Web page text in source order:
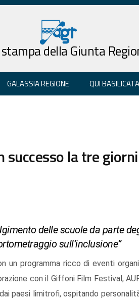
della Giunta
GALASSIA REGIONE QUI BASILICATA
successo la tre giorni
delle scuole da parte
sull’inclusione”
un programma ricco di eventi
con il Giffoni Film Festival,
paesi limitrofi, ospitando